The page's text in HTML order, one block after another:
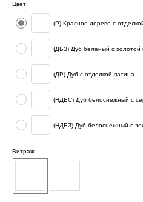
Цвет
(Р) Красное дерево с
(ДБЗ) Дуб беленый с золотой
(ДР) Дуб с отделкой патина
(НДБС) Дуб белоснежный с
(НДБЗ) Дуб белоснежный с
Витраж